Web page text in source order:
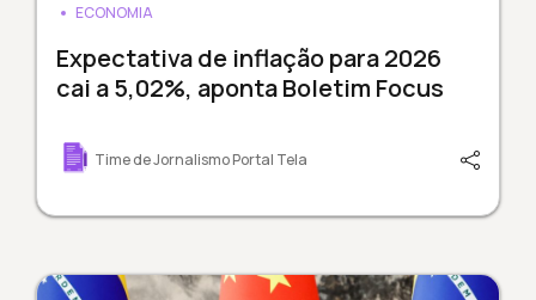
ECONOMIA
Expectativa de inflação para 2026
cai a 5,02%, aponta Boletim Focus
Time de Jornalismo Portal Tela